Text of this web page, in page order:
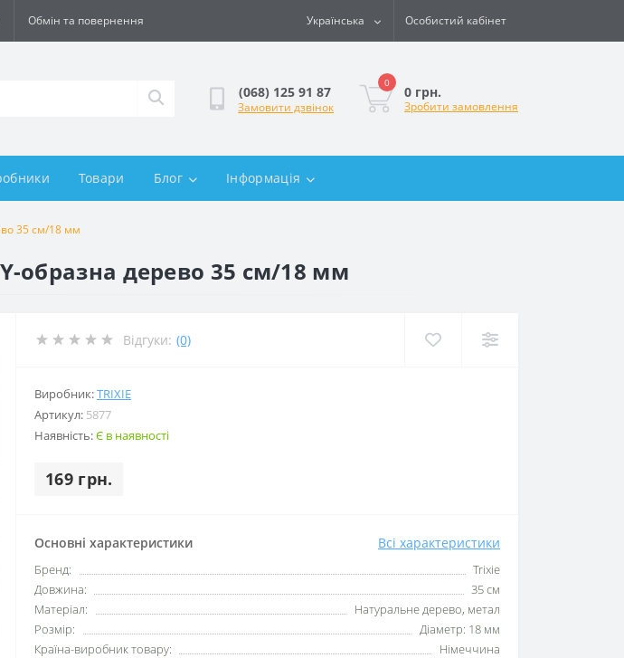
Обмін та повернення Українська Особистий кабінет
(068) 125 91 87
Замовити дзвінок
0
0 грн.
Зробити замовлення
Товари Блог Інформація
35 см/18 мм
образна дерево 35 см/18 мм
Відгуки: (0)
Виробник:TRIXIE
Артикул: 5877
Наявність:Є в наявності
169 грн.
Основні характеристики Всі характеристики
Бренд:
Trixie
Довжина:
35 см
Матеріал:
Натуральне дерево, метал
Розмір:
Діаметр: 18 мм
Країна-виробник товару:
Німеччина